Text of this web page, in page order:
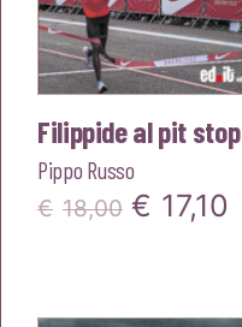
Filippide al pit stop
Pippo Russo
€ 18,00 Il
€ 17,10